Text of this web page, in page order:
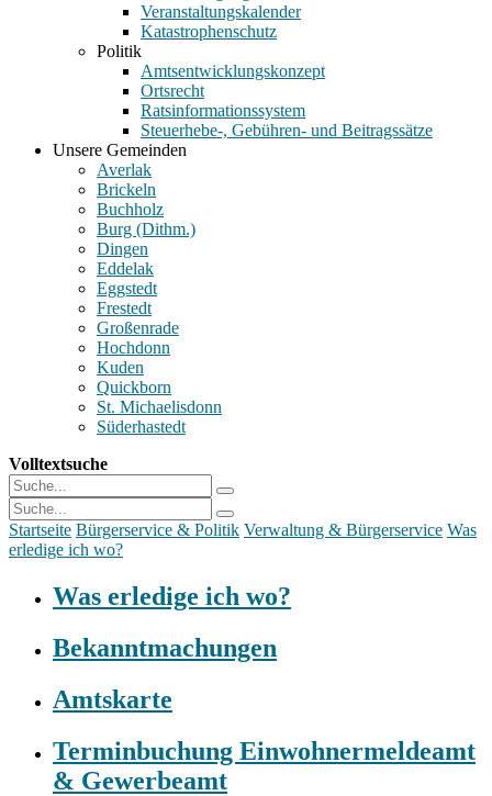
Veranstaltungskalender
Katastrophenschutz
Politik
Amtsentwicklungskonzept
Ortsrecht
Ratsinformationssystem
Steuerhebe-, Gebühren- und Beitragssätze
Unsere Gemeinden
Averlak
Brickeln
Buchholz
Burg (Dithm.)
Dingen
Eddelak
Eggstedt
Frestedt
Großenrade
Hochdonn
Kuden
Quickborn
St. Michaelisdonn
Süderhastedt
Volltextsuche
Startseite Bürgerservice & Politik Verwaltung & Bürgerservice Was
erledige ich wo?
Was erledige ich wo?
Bekanntmachungen
Amtskarte
Terminbuchung Einwohnermeldeamt
& Gewerbeamt